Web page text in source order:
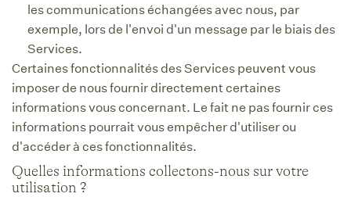
les communications échangées avec nous, par
exemple, lors de l'envoi d'un message par le biais des
Services.
Certaines fonctionnalités des Services peuvent vous
imposer de nous fournir directement certaines
informations vous concernant. Le fait ne pas fournir ces
informations pourrait vous empêcher d'utiliser ou
d'accéder à ces fonctionnalités.
Quelles informations collectons-nous sur votre
utilisation ?